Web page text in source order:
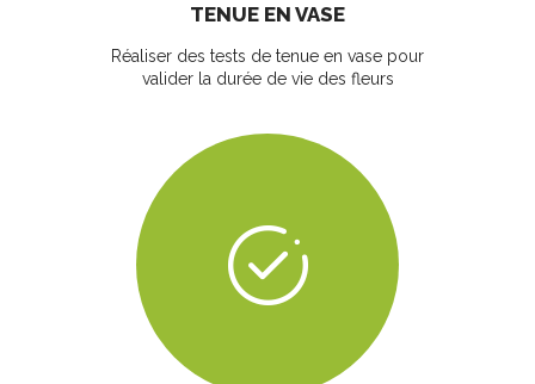
TENUE EN VASE
Réaliser des tests de tenue en vase pour
valider la durée de vie des fleurs